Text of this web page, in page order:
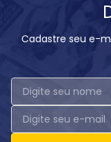
Cadastre seu e-